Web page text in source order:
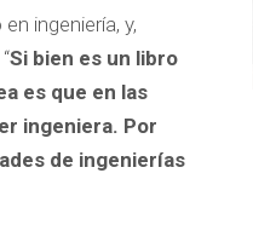
ingeniería, y,
Si bien es un libro
es que en las
ingeniera. Por
de ingenierías